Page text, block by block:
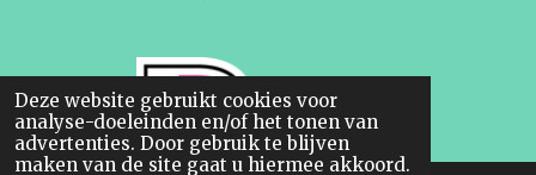
Deze website gebruikt cookies voor
analyse-doeleinden en/of het tonen van
advertenties. Door gebruik te blijven
maken van de site gaat u hiermee akkoord.
e
b
o
t
s
A
t
a
g